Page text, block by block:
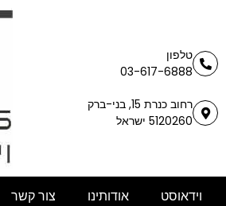
טלפון
03-617-6888
רחוב כנרת 15, בני-ברק
5120260 ישראל
וידאוסט אודותינו צור קשר